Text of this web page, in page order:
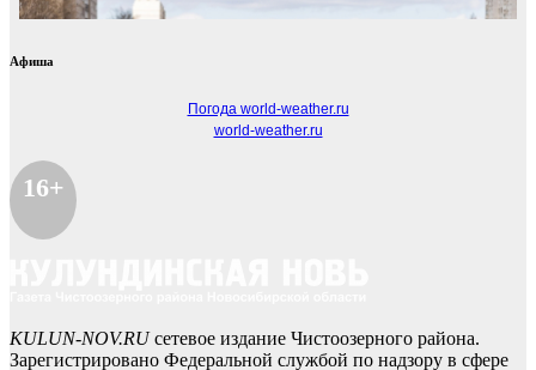
Афиша
Погода world-weather.ru
world-weather.ru
16+
KULUN-NOV.RUсетевое издание Чистоозерного района.
Зарегистрировано Федеральной службой по надзору в сфере